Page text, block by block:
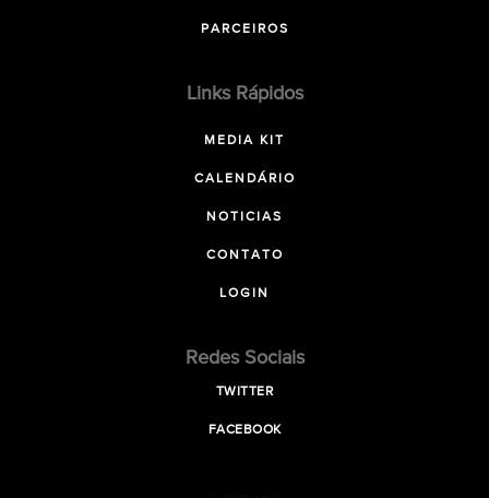
PARCEIROS
Links Rápidos
MEDIA KIT
CALENDÁRIO
NOTICIAS
CONTATO
LOGIN
Redes Sociais
TWITTER
FACEBOOK